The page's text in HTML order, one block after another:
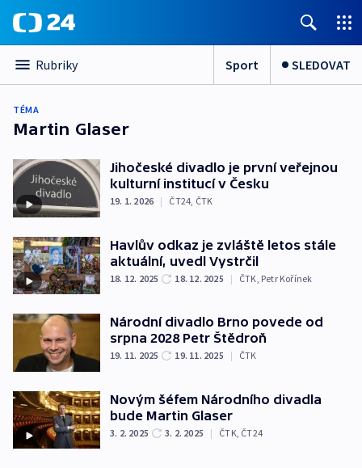
Rubriky Sport SLEDOVAT
TÉMA
Martin Glaser
Jihočeské divadlo je první veřejnou
kulturní institucí v Česku
19. 1. 2026 | ČT24, ČTK
Havlův odkaz je zvláště letos stále
aktuální, uvedl Vystrčil
18. 12. 2025 18. 12. 2025 | ČTK Petr Kořínek
Národní divadlo Brno povede od
srpna 2028 Petr Štědroň
19. 11. 2025 19. 11. 2025 | ČTK
Novým šéfem Národního divadla
bude Martin Glaser
3. 2. 2025 3. 2. 2025 | ČTK ČT24